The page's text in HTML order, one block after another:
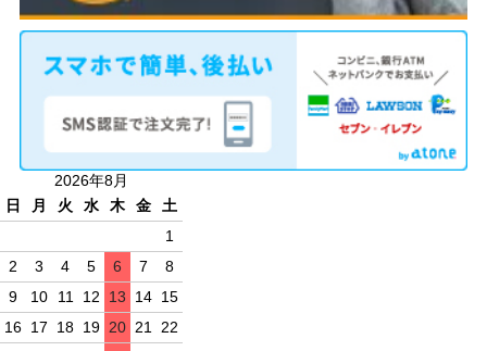
2026年8月
日
月 火 水 木 金
土
1
2
3 4 5 6 7
8
9
10 11 12 13 14 15
16 17 18 19 20 21
22